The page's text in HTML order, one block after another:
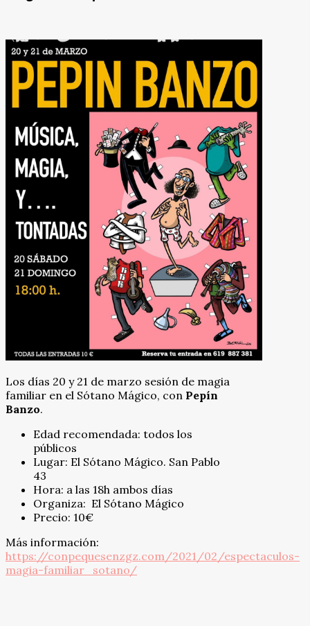
Los días 20 y 21 de marzo sesión de magia
familiar en el Sótano Mágico, con Pepín
Banzo.
Edad recomendada: todos los
públicos
Lugar: El Sótano Mágico. San Pablo
43
Hora: a las 18h ambos días
Organiza: El Sótano Mágico
Precio: 10€
Más información:
https://conpequesenzgz.com/2021/02/espectaculos-
magia-familiar_sotano/